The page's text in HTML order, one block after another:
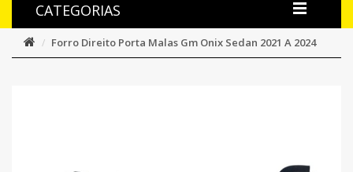
CATEGORIAS
Forro Direito Porta Malas Gm Onix Sedan 2021 A 2024